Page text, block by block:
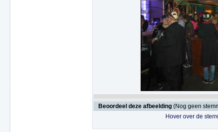
Beoordeel deze afbeelding (Nog geen
Hover over de